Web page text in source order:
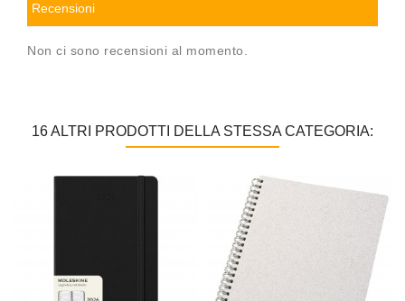
Recensioni
Non ci sono recensioni al momento.
16 ALTRI PRODOTTI DELLA STESSA CATEGORIA: